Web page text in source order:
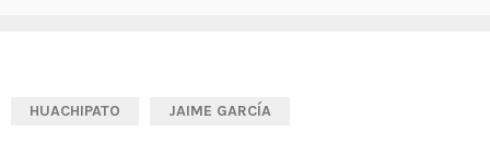
HUACHIPATO JAIME GARCÍA